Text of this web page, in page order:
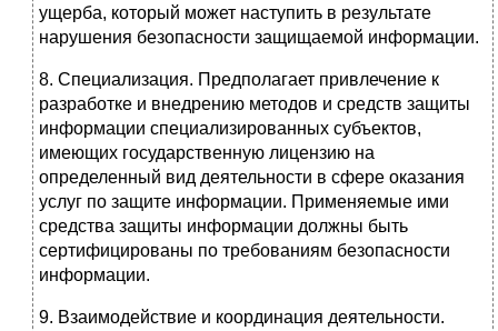
ущерба, который может наступить в результате
нарушения безопасности защищаемой информации.
8. Специализация. Предполагает привлечение к
разработке и внедрению методов и средств защиты
информации специализированных субъектов,
имеющих государственную лицензию на
определенный вид деятельности в сфере оказания
услуг по защите информации. Применяемые ими
средства защиты информации должны быть
сертифицированы по требованиям безопасности
информации.
9. Взаимодействие и координация деятельности.